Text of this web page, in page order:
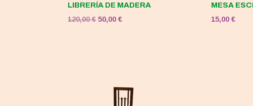
LIBRERÍA DE MADERA
120,00€ El
50,00€El
MESA
15,00 €